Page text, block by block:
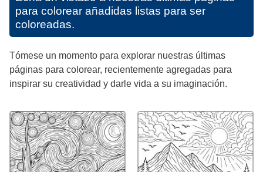
para colorear añadidas listas para ser
coloreadas.
Tómese un momento para explorar nuestras últimas
páginas para colorear, recientemente agregadas para
inspirar su creatividad y darle vida a su imaginación.